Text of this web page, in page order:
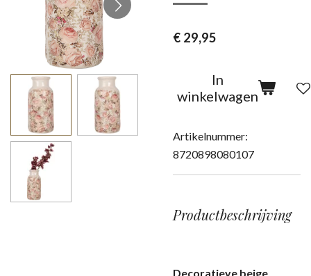
€ 29,95
In
winkelwagen
Artikelnummer:
8720898080107
Productbeschrijving
Decoratieve beige